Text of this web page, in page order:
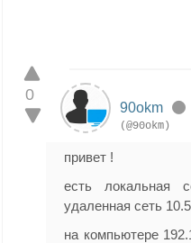
0
90okm
(@90okm)
привет !
есть локальная
удаленная сеть
на компьютере